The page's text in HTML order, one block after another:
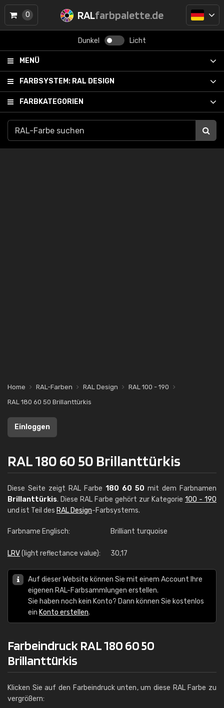
RALfarbpalette.de
Dunkel Licht
MENÜ
FARBSYSTEM: RAL DESIGN
FARBKATEGORIEN
0
Home RAL-Farben RAL Design
RAL 100 - 190
RAL 180 60 50 Brillanttürkis
Einloggen
RAL 180 60 50 Brillanttürkis
Diese Seite zeigt RAL Farbe 180 60 50 mit dem Farbnamen
Brillanttürkis. Diese RAL Farbe gehört zur Kategorie 100 - 190
und ist Teil des RAL Design-Farbsystems.
Farbname Englisch: Brilliant turquoise
LRV(light reflectance value): 30,17
Auf dieser Website können Sie mit einem Account Ihre
eigenen RAL-Farbsammlungen erstellen.
Sie haben noch kein Konto? Dann können Sie kostenlos
ein Konto erstellen.
Farbeindruck RAL 180 60 50
Brillanttürkis
Klicken Sie auf den Farbeindruck unten, um diese RAL Farbe zu
vergrößern: